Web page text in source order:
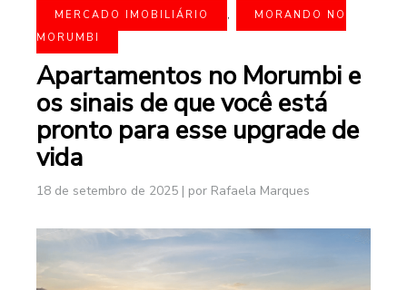
MERCADO IMOBILIÁRIO ,
MORANDO NO
MORUMBI
Apartamentos no Morumbi e
os sinais de que você está
pronto para esse upgrade de
vida
18 de setembro de 2025 | por Rafaela Marques